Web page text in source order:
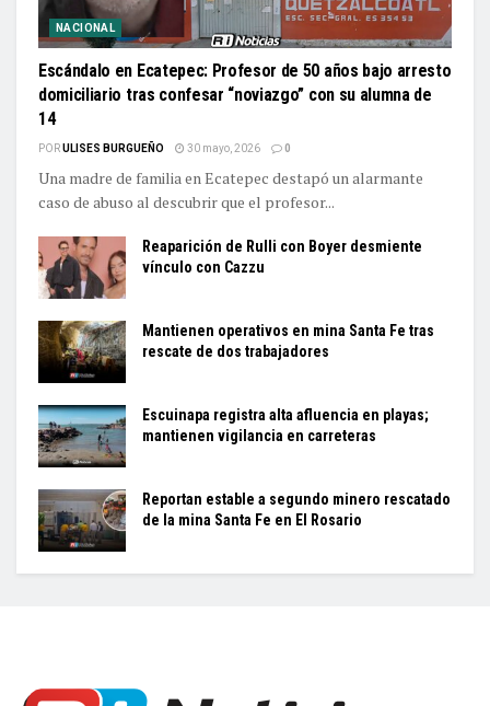
NACIONAL
Escándalo en Ecatepec: Profesor de 50 años bajo arresto
domiciliario tras confesar “noviazgo” con su alumna de
14
PORULISES BURGUEÑO 30 mayo, 2026 0
Una madre de familia en Ecatepec destapó un alarmante
caso de abuso al descubrir que el profesor...
Reaparición de Rulli con Boyer desmiente
vínculo con Cazzu
Mantienen operativos en mina Santa Fe tras
rescate de dos trabajadores
Escuinapa registra alta afluencia en playas;
mantienen vigilancia en carreteras
Reportan estable a segundo minero rescatado
de la mina Santa Fe en El Rosario